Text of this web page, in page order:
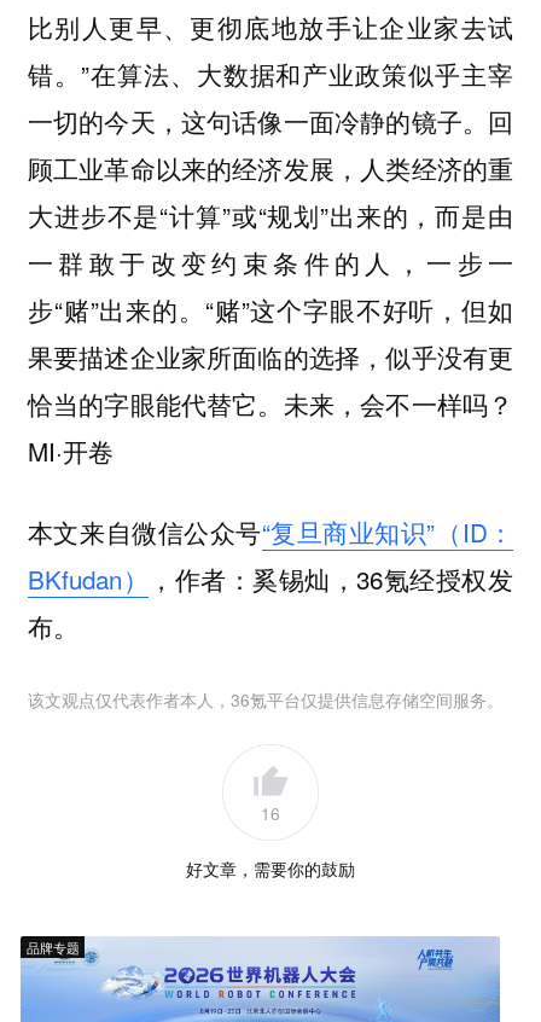
比别人更早、更彻底地放手让企业家去试
错。”在算法、大数据和产业政策似乎主宰
一切的今天，这句话像一面冷静的镜子。回
顾工业革命以来的经济发展，人类经济的重
大进步不是“计算”或“规划”出来的，而是由
一群敢于改变约束条件的人，一步一
步“赌”出来的。“赌”这个字眼不好听，但如
果要描述企业家所面临的选择，似乎没有更
恰当的字眼能代替它。未来，会不一样吗？
MI·开卷
本文来自微信公众号“复旦商业知识”（ID：
BKfudan）
，作者：奚锡灿，36氪经授权发
布。
该文观点仅代表作者本人，36氪平台仅提供信息存储空间服务。
16
好文章，需要你的鼓励
品牌专题